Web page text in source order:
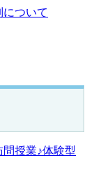
ついて
授業♪体験型